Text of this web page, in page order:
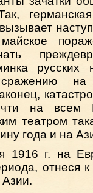
на всем
театром
года и на
г. на
отнеся